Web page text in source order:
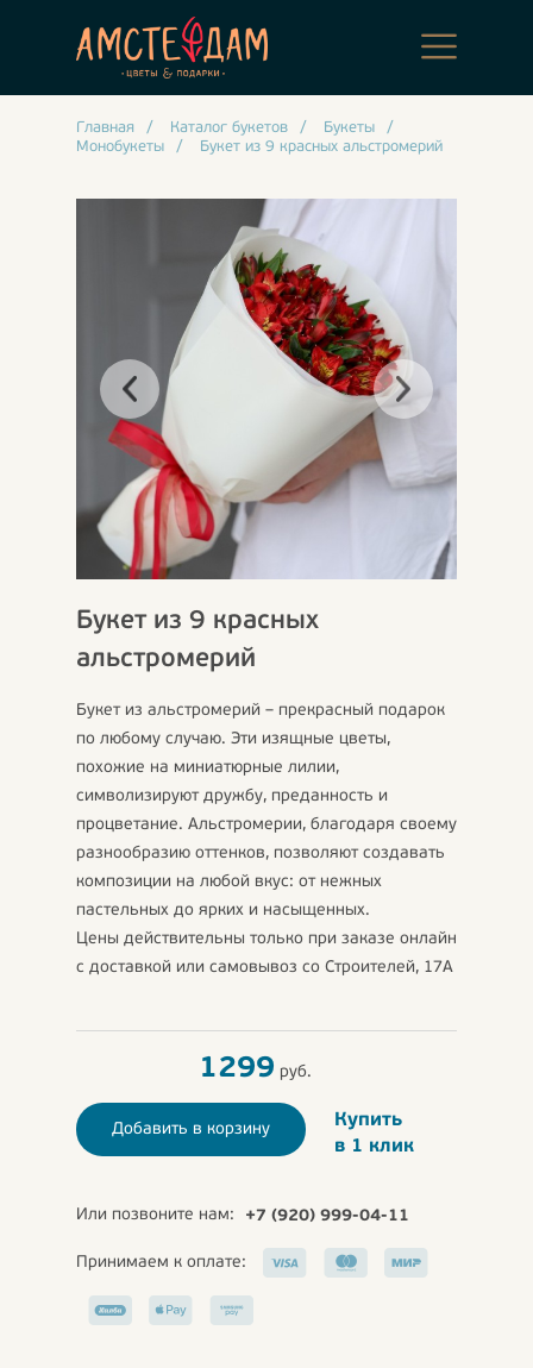
Главная / Каталог букетов / Букеты
/
Монобукеты
/ Букет из 9 красных альстромерий
Букет из 9 красных
альстромерий
Букет из альстромерий – прекрасный подарок
по любому случаю. Эти изящные цветы,
похожие на миниатюрные лилии,
символизируют дружбу, преданность и
процветание. Альстромерии, благодаря своему
разнообразию оттенков, позволяют создавать
композиции на любой вкус: от нежных
пастельных до ярких и насыщенных.
Цены действительны только при заказе онлайн
с доставкой или самовывоз со Строителей, 17А
1299 руб.
Добавить в корзину
Купить
в 1 клик
Или позвоните нам: +7 (920) 999-04-11
Принимаем к оплате: